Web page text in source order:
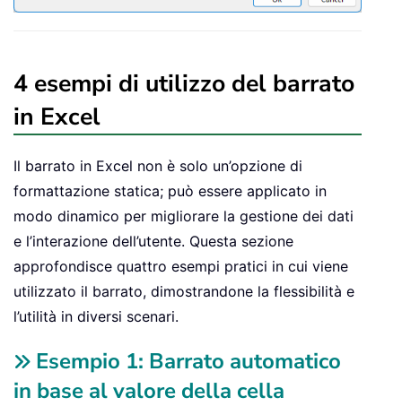
4 esempi di utilizzo del barrato
in Excel
Il barrato in Excel non è solo un’opzione di
formattazione statica; può essere applicato in
modo dinamico per migliorare la gestione dei dati
e l’interazione dell’utente. Questa sezione
approfondisce quattro esempi pratici in cui viene
utilizzato il barrato, dimostrandone la flessibilità e
l’utilità in diversi scenari.
Esempio 1: Barrato automatico
in base al valore della cella